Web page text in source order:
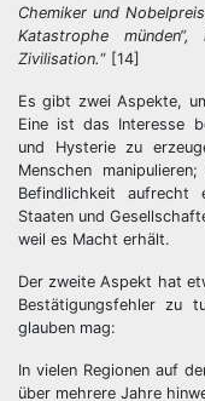
Chemiker und
Katastrophe
Zivilisation.“ [14]
Es gibt zwei Aspekte,
Eine ist das Interesse
und Hysterie zu
Menschen
Befindlichkeit
Staaten und
weil es Macht erhält.
Der zweite Aspekt hat
Bestätigungsfehler zu
glauben mag:
In vielen Regionen auf
über mehrere Jahre